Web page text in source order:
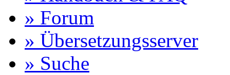
» Forum
» Übersetzungsserver
» Suche